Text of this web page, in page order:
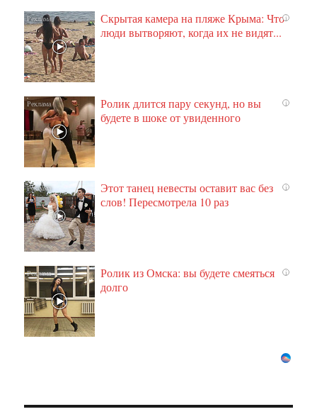
i
Скрытая камера на пляже Крыма: Что
люди вытворяют, когда их не видят...
i
Ролик длится пару секунд, но вы
будете в шоке от увиденного
i
Этот танец невесты оставит вас без
слов! Пересмотрела 10 раз
i
Ролик из Омска: вы будете смеяться
долго